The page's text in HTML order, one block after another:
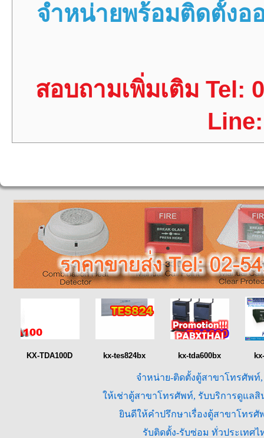
จำหน่ายพร้อมติดตั้งอ
สอบถามเพิ่มเติม Tel:
KX-TDA100D kx-tes824bx kx-tda600bx
จำหน่าย-ติดตั้งตู้สาขาโทรศัพ
ให้เช่าตู้สาขาโทรศัพท์, รับบริการดูแล
ยินดีให้คำปรึกษาเรื่องตู้สาขาโทร
รับติดตั้ง-รับซ่อม ทั่วประเทศ